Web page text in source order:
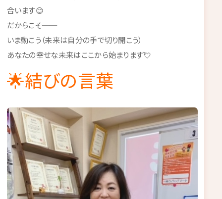
合います😊
だからこそ──
いま動こう（未来は自分の手で切り開こう）
あなたの幸せな未来はここから始まります💘
🌟結びの言葉